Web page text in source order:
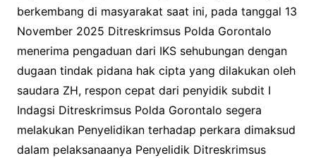
berkembang di masyarakat saat ini, pada tanggal 13
November 2025 Ditreskrimsus Polda Gorontalo
menerima pengaduan dari IKS sehubungan dengan
dugaan tindak pidana hak cipta yang dilakukan oleh
saudara ZH, respon cepat dari penyidik subdit I
Indagsi Ditreskrimsus Polda Gorontalo segera
melakukan Penyelidikan terhadap perkara dimaksud
dalam pelaksanaanya Penyelidik Ditreskrimsus